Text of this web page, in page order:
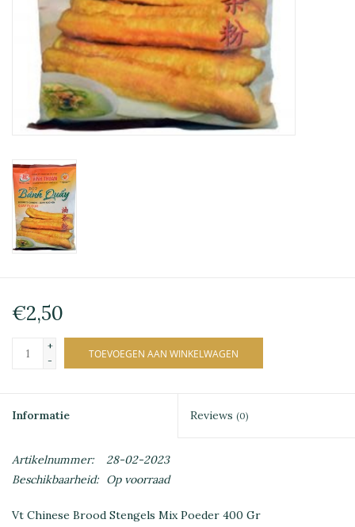
€2,50
+
-
TOEVOEGEN AAN WINKELWAGEN
Informatie Reviews (0)
Artikelnummer:
28-02-2023
Beschikbaarheid:
Op voorraad
Vt Chinese Brood Stengels Mix Poeder 400 Gr